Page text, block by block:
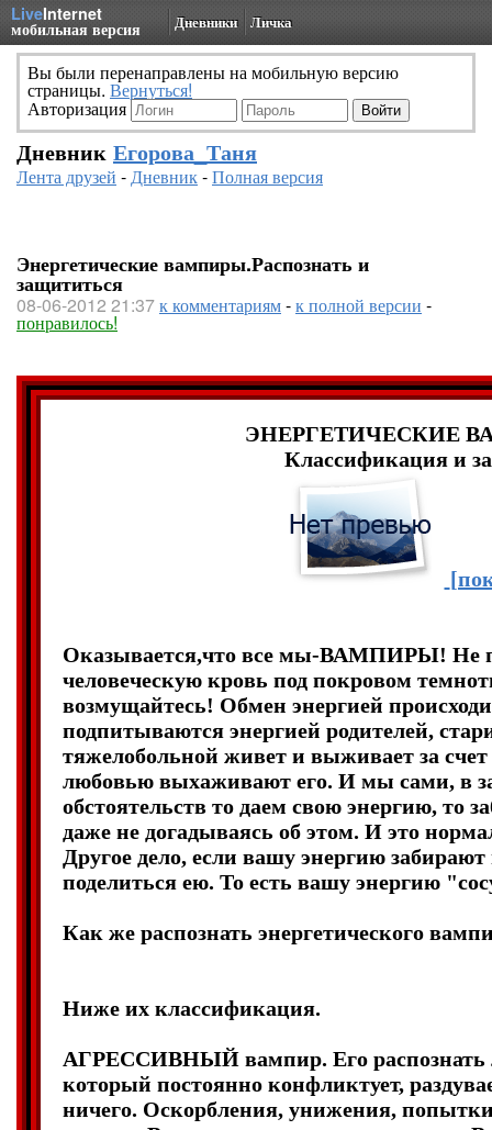
LiveInternet
мобильная версия Дневники Личка
Вы были перенаправлены на мобильную версию
страницы. Вернуться!
Авторизация
Дневник Егорова_Таня
Лента друзей -Дневник-Полная версия
Энергетические вампиры.Распознать и
защититься
08-06-2012 21:37к комментариям-к полной версии -
понравилось!
ЭНЕРГЕТИЧЕСКИЕ
Классификация и
Оказывается,что все мы-ВАМПИРЫ! Не
человеческую кровь под покровом
возмущайтесь! Обмен энергией
подпитываются энергией родителей,
тяжелобольной живет и выживает за
любовью выхаживают его. И мы сами, в
обстоятельств то даем свою энергию, то
даже не догадываясь об этом. И это
Другое дело, если вашу энергию
поделиться ею. То есть вашу энергию
Как же распознать энергетического
Ниже их классификация.
АГРЕССИВНЫЙ вампир. Его распознать
который постоянно конфликтует,
ничего. Оскорбления, унижения,